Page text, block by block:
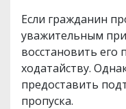
Если гражданин
уважительным
восстановить
ходатайству.
предоставить
пропуска.